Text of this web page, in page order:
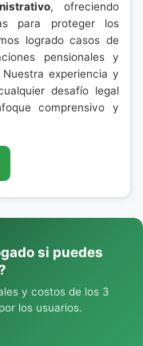
, ofreciendo
para proteger los
logrado casos de
pensionales y
experiencia y
desafío legal
comprensivo y
si puedes
y costos de los 3
los usuarios.